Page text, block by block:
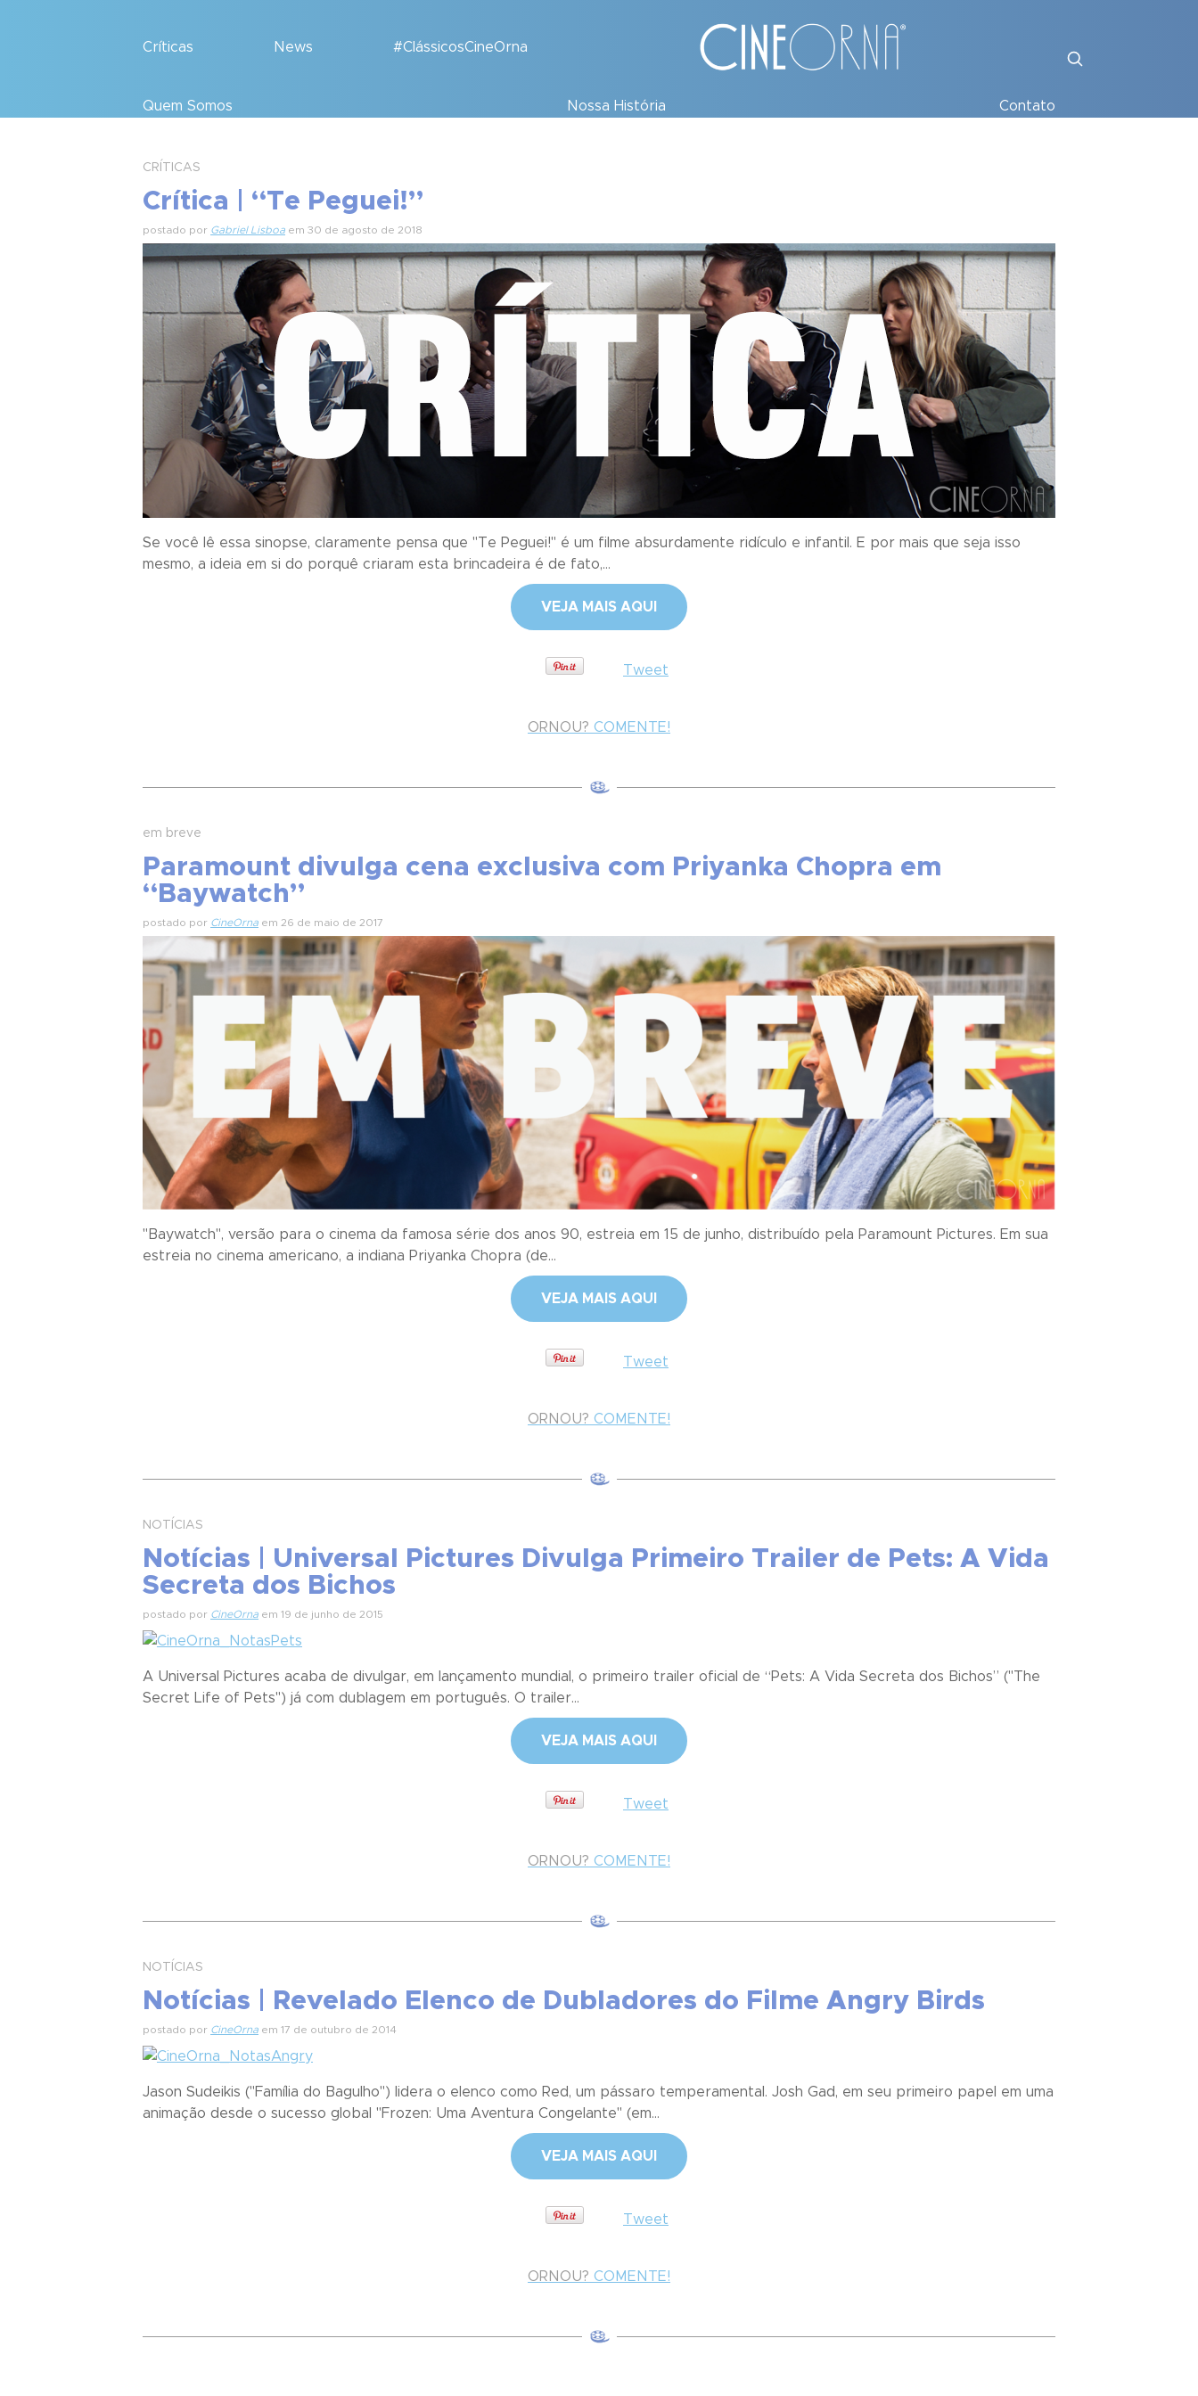
Críticas News #ClássicosCineOrna
Quem Somos Nossa História Contato
CRÍTICAS
Crítica | “Te Peguei!”
postado por Gabriel Lisboa em 30 de agosto de 2018
Se você lê essa sinopse, claramente pensa que "Te Peguei!" é um filme absurdamente ridículo e infantil. E por mais que seja isso
mesmo, a ideia em si do porquê criaram esta brincadeira é de fato,...
VEJA MAIS AQUI
Tweet
ORNOU? COMENTE!
em breve
Paramount divulga cena exclusiva com Priyanka Chopra em
“Baywatch”
postado por CineOrna em 26 de maio de 2017
"Baywatch", versão para o cinema da famosa série dos anos 90, estreia em 15 de junho, distribuído pela Paramount Pictures. Em sua
estreia no cinema americano, a indiana Priyanka Chopra (de...
VEJA MAIS AQUI
Tweet
ORNOU? COMENTE!
NOTÍCIAS
Notícias | Universal Pictures Divulga Primeiro Trailer de Pets: A Vida
Secreta dos Bichos
postado por CineOrna em 19 de junho de 2015
A Universal Pictures acaba de divulgar, em lançamento mundial, o primeiro trailer oficial de “Pets: A Vida Secreta dos Bichos” ("The
Secret Life of Pets") já com dublagem em português. O trailer...
VEJA MAIS AQUI
Tweet
ORNOU? COMENTE!
NOTÍCIAS
Notícias | Revelado Elenco de Dubladores do Filme Angry Birds
postado por CineOrna em 17 de outubro de 2014
Jason Sudeikis ("Família do Bagulho") lidera o elenco como Red, um pássaro temperamental. Josh Gad, em seu primeiro papel em uma
animação desde o sucesso global "Frozen: Uma Aventura Congelante" (em...
VEJA MAIS AQUI
Tweet
ORNOU? COMENTE!